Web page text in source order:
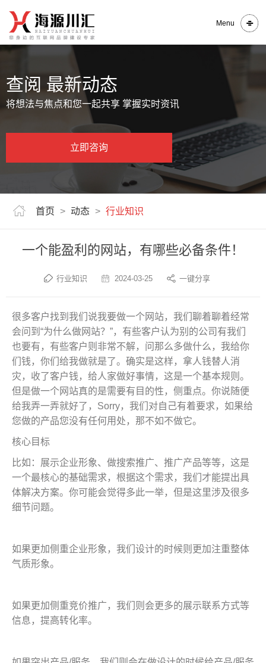
Menu
查阅 最新动态
将想法与焦点和您一起共享 掌握实时资讯
立即咨询
首页 > 动态 > 行业知识
一个能盈利的网站，有哪些必备条件！
行业知识 2024-03-25 一键分享
很多客户找到我们说我要做一个网站，我们聊着聊着经常
会问到“为什么做网站？”，有些客户认为别的公司有我们
也要有，有些客户则非常不解，问那么多做什么，我给你
们钱，你们给我做就是了。确实是这样，拿人钱替人消
灾，收了客户钱，给人家做好事情，这是一个基本规则。
但是做一个网站真的是需要有目的性，侧重点。你说随便
给我弄一弄就好了，Sorry，我们对自己有着要求，如果给
您做的产品您没有任何用处，那不如不做它。
核心目标
比如：展示企业形象、做搜索推广、推广产品等等，这是
一个最核心的基础需求，根据这个需求，我们才能提出具
体解决方案。你可能会觉得多此一举，但是这里涉及很多
细节问题。
如果更加侧重企业形象，我们设计的时候则更加注重整体
气质形象。
如果更加侧重竞价推广，我们则会更多的展示联系方式等
信息，提高转化率。